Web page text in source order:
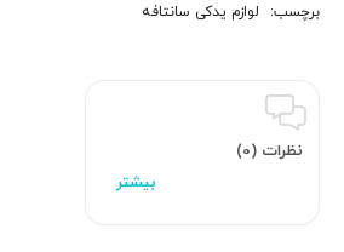
برچسب: لوازم یدکی سانتافه
نظرات (0)